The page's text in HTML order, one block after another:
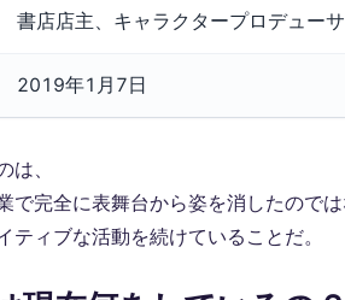
書店店主、キャラクタープロデュー
2019年1月7日
は、
で完全に表舞台から姿を消したので
ティブな活動を続けていることだ。